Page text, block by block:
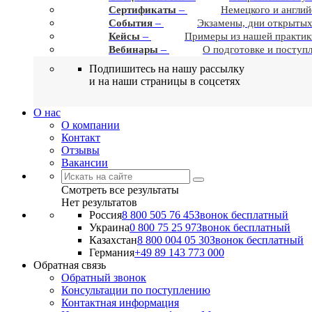
Сертификаты –
Немецкого и
События –
Экзамены, дни
Кейсы –
Примеры из нашей
Вебинары – О подготовке и
Подпишитесь на нашу рассылку
и на наши страницы в соцсетях
О нас
О компании
Контакт
Отзывы
Вакансии
Смотреть все результаты
Нет результатов
Россия8 800 505 76 45Звонок бесплатный
Украина0 800 75 25 97Звонок бесплатный
Казахстан8 800 004 05 30Звонок бесплатный
Германия+49 89 143 773 000
Обратная связь
Обратный звонок
Консультации по поступлению
Контактная информация